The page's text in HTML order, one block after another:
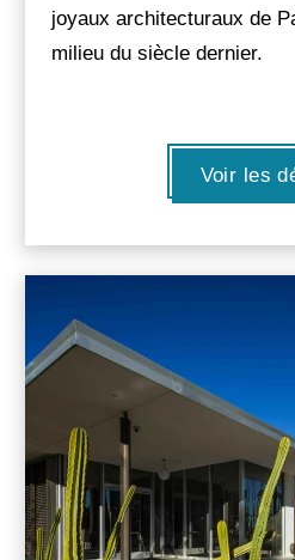
joyaux architecturaux de
milieu du siècle dernier.
Voir les